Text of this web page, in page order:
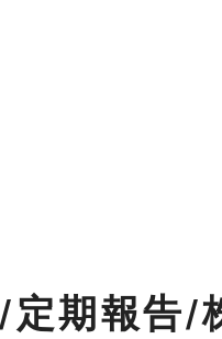
期報告/